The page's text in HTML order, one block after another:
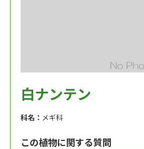
白ナンテン
科名： メギ科
この植物に関する質問